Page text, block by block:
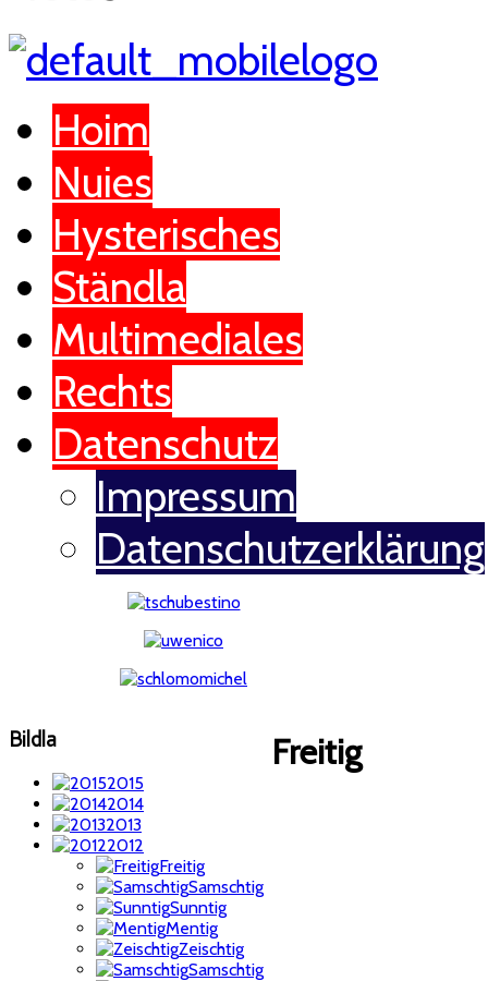
Hoim
Nuies
Hysterisches
Ständla
Multimediales
Rechts
Datenschutz
Impressum
Datenschutzerklärung
Bildla
2015
2014
2013
2012
Freitig
Samschtig
Sunntig
Mentig
Zeischtig
Samschtig
Freitig